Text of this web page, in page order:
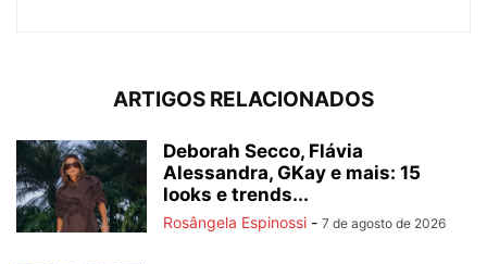
ARTIGOS RELACIONADOS
Deborah Secco, Flávia
Alessandra, GKay e mais: 15
looks e trends...
Rosângela Espinossi - 7 de agosto de 2026